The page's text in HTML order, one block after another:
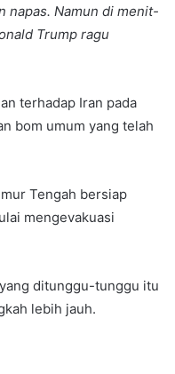
napas. Namun di menit-
Trump ragu
terhadap Iran pada
bom umum yang telah
Tengah bersiap
mengevakuasi
ditunggu-tunggu itu
lebih jauh.